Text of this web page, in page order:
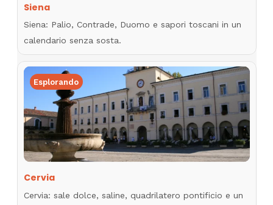
Siena
Siena: Palio, Contrade, Duomo e sapori toscani in un
calendario senza sosta.
Esplorando
Cervia
Cervia: sale dolce, saline, quadrilatero pontificio e un